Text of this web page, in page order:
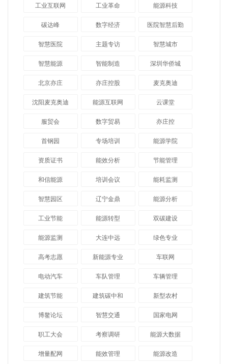
工业互联网 工业革命 能源科技
碳达峰 数字经济 医院智慧后勤
智慧医院 主题专访 智慧城市
​智慧能源 智能制造 深圳华侨城
北京亦庄 亦庄控股 麦克奥迪
沈阳麦克奥迪 能源互联网 云课堂
服贸会 数字贸易 亦庄控
首钢园 专场培训 能源学院
资质证书 能效分析 节能管理
和信能源 培训会议 能耗监测
智慧园区 辽宁金鼎 能源分析
工业节能 能源转型 双碳建设
能源监测 大连中远 绿色专业
高考志愿 新能源专业 车联网
电动汽车 车队管理 车辆管理
建筑节能 建筑碳中和 新型农村
博鳌论坛 智慧交通 国家电网
职工大会 考察调研 能源大数据
增量配网 能效管理 能源改造